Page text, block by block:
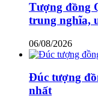
Tượng đồng
trung nghĩa,
06/08/2026
Đúc tượng
nhất